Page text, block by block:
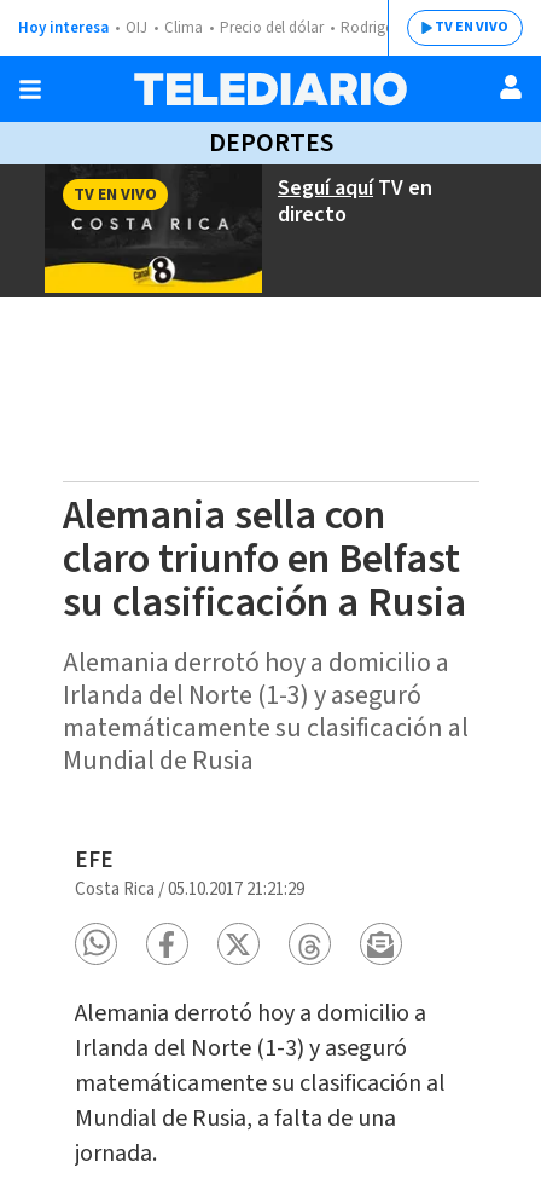
Hoy interesa OIJ Clima Precio del dólar Rodrigo ChavesTV EN VIVO
DEPORTES
Seguí aquíTV en
directo
TV EN VIVO
Alemania sella con
claro triunfo en Belfast
su clasificación a Rusia
Alemania derrotó hoy a domicilio a
Irlanda del Norte (1-3) y aseguró
matemáticamente su clasificación al
Mundial de Rusia
EFE
Costa Rica /05.10.2017 21:21:29
Alemania derrotó hoy a domicilio a
Irlanda del Norte (1-3) y aseguró
matemáticamente su clasificación al
Mundial de Rusia, a falta de una
jornada.